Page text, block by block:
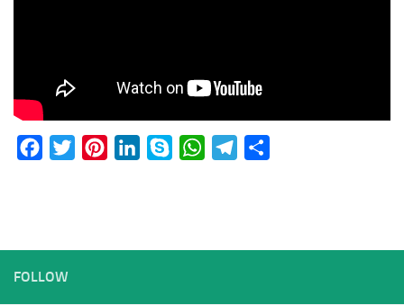
Facebook
Twitter PinterestLinkedInSkype WhatsAppTelegram
FOLLOW